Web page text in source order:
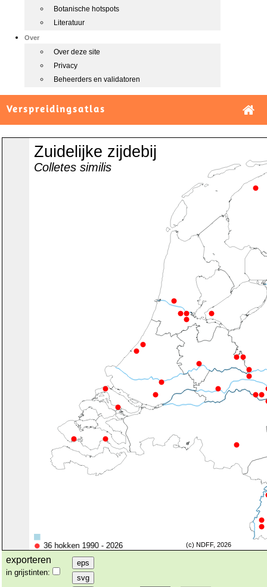
Botanische hotspots
Literatuur
Over
Over deze site
Privacy
Beheerders en validatoren
Verspreidingsatlas